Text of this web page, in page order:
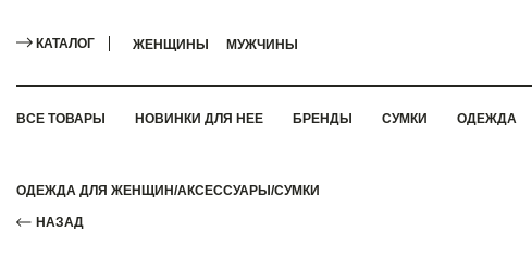
КАТАЛОГ ЖЕНЩИНЫ МУЖЧИНЫ
ВСЕ ТОВАРЫ НОВИНКИ ДЛЯ НЕЕ БРЕНДЫ СУМКИ ОДЕЖДА
ОДЕЖДА ДЛЯ ЖЕНЩИН/АКСЕССУАРЫ /СУМКИ
НАЗАД